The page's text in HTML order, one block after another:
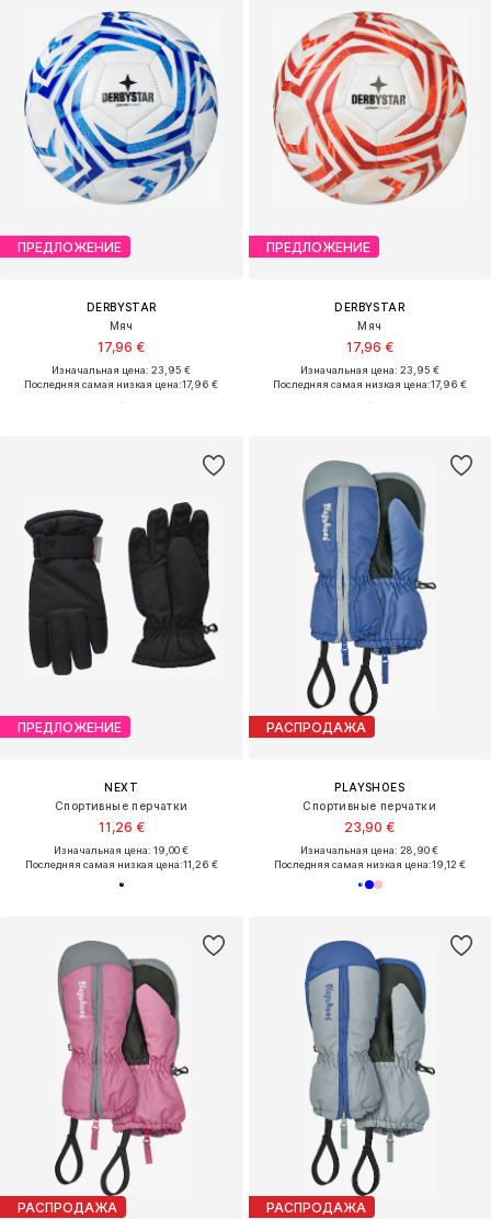
ПРЕДЛОЖЕНИЕ
DERBYSTAR
Мяч
17,96 €
Изначальная цена: 23,95 €
Последняя самая низкая цена:17,96 €
ПРЕДЛОЖЕНИЕ
DERBYSTAR
Мяч
17,96 €
Изначальная цена: 23,95 €
Последняя самая низкая цена:17,96 €
ПРЕДЛОЖЕНИЕ
NEXT
Спортивные перчатки
11,26 €
Изначальная цена: 19,00 €
Последняя самая низкая цена:11,26 €
РАСПРОДАЖА
PLAYSHOES
Спортивные перчатки
23,90 €
Изначальная цена: 28,90 €
Последняя самая низкая цена:19,12 €
РАСПРОДАЖА РАСПРОДАЖА